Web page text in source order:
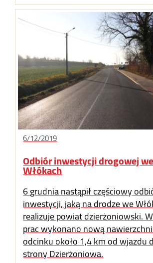
6/12/2019
Odbiór inwestycji drogowej
Włókach
6 grudnia nastąpił częściowy
inwestycji, jaką na drodze we
realizuje powiat dzierżoniowski.
prac wykonano nową
odcinku około 1,4 km od wjazdu
strony Dzierżoniowa.